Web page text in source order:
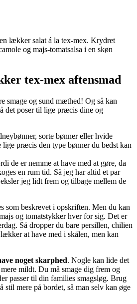
lækker salat á la tex-mex. Krydret
og majs-tomatsalsa i en skøn
tex-mex aftensmad
smage og sund mæthed! Og så kan
det poser til lige præcis dine og
sorte bønner eller hvide
lige præcis den type bønner du bedst kan
de er nemme at have med at gøre, da
en rum tid. Så jeg har altid et par
jeg lidt frem og tilbage mellem de
som beskrevet i opskriften. Men du kan
og tomatstykker hver for sig. Det er
Så dropper du bare persillen, chilien
at have med i skålen, men kan
noget skarphed. Nogle kan lide det
mildt. Du må smage dig frem og
passer til din families smagsløg. Brug
stil mere på bordet, så man selv kan øge